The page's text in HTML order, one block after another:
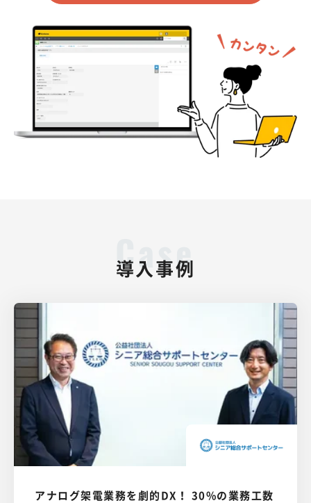
導入事例
アナログ架電業務を劇的DX！ 30%の業務工数